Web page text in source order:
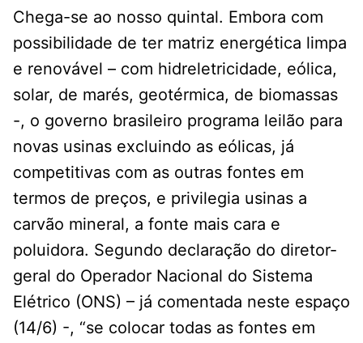
Chega-se ao nosso quintal. Embora com
possibilidade de ter matriz energética limpa
e renovável – com hidreletricidade, eólica,
solar, de marés, geotérmica, de biomassas
-, o governo brasileiro programa leilão para
novas usinas excluindo as eólicas, já
competitivas com as outras fontes em
termos de preços, e privilegia usinas a
carvão mineral, a fonte mais cara e
poluidora. Segundo declaração do diretor-
geral do Operador Nacional do Sistema
Elétrico (ONS) – já comentada neste espaço
(14/6) -, “se colocar todas as fontes em